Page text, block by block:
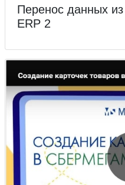
Перенос данных
ERP 2